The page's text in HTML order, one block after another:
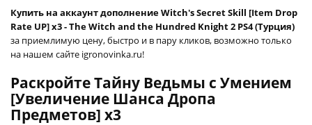
Купить на аккаунт дополнение Witch's Secret Skill [Item Drop
Rate UP] x3 - The Witch and the Hundred Knight 2 PS4 (Турция)
за приемлимую цену, быстро и в пару кликов, возможно только
на нашем сайте igronovinka.ru!
Раскройте Тайну Ведьмы с Умением
[Увеличение Шанса Дропа
Предметов] x3